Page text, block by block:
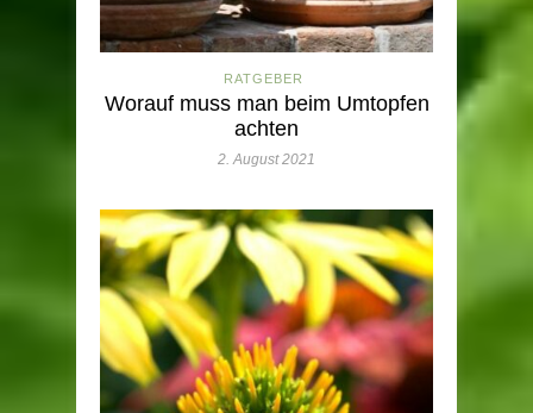
RATGEBER
Worauf muss man beim Umtopfen
achten
2. August 2021